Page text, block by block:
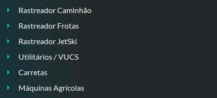
Rastreador Caminhão
Rastreador Frotas
Rastreador JetSki
Utilitários / VUCS
Carretas
Máquinas Agrícolas